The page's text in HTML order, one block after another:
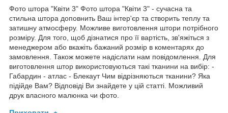
Фото штора "Квіти 3" Фото штора "Квіти 3" - сучасна та
стильна штора доповнить Ваш інтер'єр та створить теплу та
затишну атмосферу. Можливе виготовлення штори потрібного
розміру. Для того, щоб дізнатися про її вартість, зв'яжіться з
менеджером або вкажіть бажаний розмір в коментарях до
замовлення. Також можете надіслати нам повідомлення. Для
виготовлення штор використовуються такі тканини на вибір: -
Габардин - атлас - Блекаут Чим відрізняються тканини? Яка
підійде Вам? Відповіді Ви знайдете у цій статті. Можливий
друк власного малюнка чи фото.